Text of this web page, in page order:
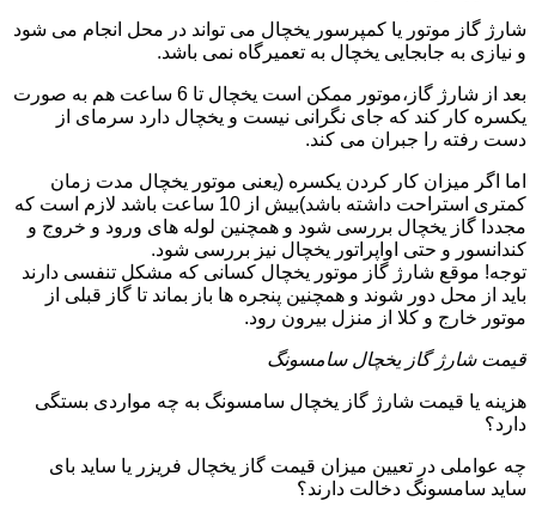
شارژ گاز موتور یا کمپرسور یخچال می تواند در محل انجام می شود
و نیازی به جابجایی یخچال به تعمیرگاه نمی باشد.
بعد از شارژ گاز،موتور ممکن است یخچال تا 6 ساعت هم به صورت
یکسره کار کند که جای نگرانی نیست و یخچال دارد سرمای از
دست رفته را جبران می کند.
اما اگر میزان کار کردن یکسره (یعنی موتور یخچال مدت زمان
کمتری استراحت داشته باشد)بیش از 10 ساعت باشد لازم است که
مجددا گاز یخچال بررسی شود و همچنین لوله های ورود و خروج و
کندانسور و حتی اواپراتور یخچال نیز بررسی شود.
توجه! موقع شارژ گاز موتور یخچال کسانی که مشکل تنفسی دارند
باید از محل دور شوند و همچنین پنجره ها باز بماند تا گاز قبلی از
موتور خارج و کلا از منزل بیرون رود.
قیمت شارژ گاز یخچال سامسونگ
هزینه یا قیمت شارژ گاز یخچال سامسونگ به چه مواردی بستگی
دارد؟
چه عواملی در تعیین میزان قیمت گاز یخچال فریزر یا ساید بای
ساید سامسونگ دخالت دارند؟